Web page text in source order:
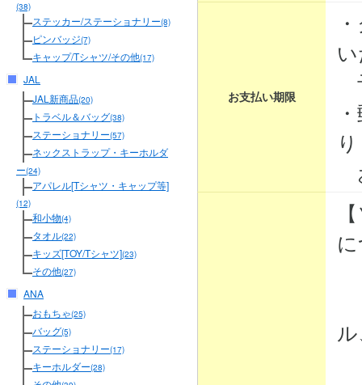
(38)
ステッカー/ステーショナリー(8)
ピンバッジ(7)
キャップ/Tシャツ/その他(17)
JAL
JAL新商品(20)
トラベル＆バッグ(38)
ステーショナリー(57)
ネックストラップ・キーホルダ
ー(24)
アパレル[Tシャツ・キャップ等]
(12)
和小物(4)
タオル(22)
キッズ[TOY/Tシャツ](23)
その他(27)
ANA
おもちゃ(25)
バッグ(5)
ステーショナリー(17)
キーホルダー(28)
お支払い期限